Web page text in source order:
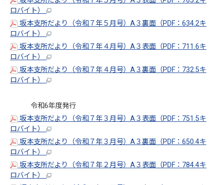
ロバイト）
坂本支所だより（令和７年５月号）A３裏面（PDF：634.2キ
ロバイト）
坂本支所だより（令和７年４月号）A３表面（PDF：711.6キ
ロバイト）
坂本支所だより（令和７年４月号）A３裏面（PDF：732.5キ
ロバイト）
令和6年度発行
坂本支所だより（令和７年３月号）A３表面（PDF：751.5キ
ロバイト）
坂本支所だより（令和７年３月号）A３裏面（PDF：650.4キ
ロバイト）
坂本支所だより（令和７年２月号）A３表面（PDF：784.4キ
ロバイト）